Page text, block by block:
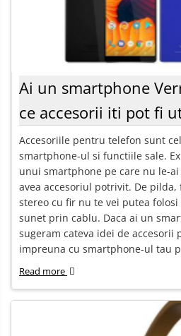
Ai un smartphone
ce accesorii iti pot fi
Accesoriile pentru telefon sunt
smartphone-ul si functiile sale.
unui smartphone pe care nu le-
avea accesoriul potrivit. De pilda,
stereo cu fir nu te vei putea
sunet prin cablu. Daca ai un
sugeram cateva idei de accesorii
impreuna cu smartphone-ul tau
Read more